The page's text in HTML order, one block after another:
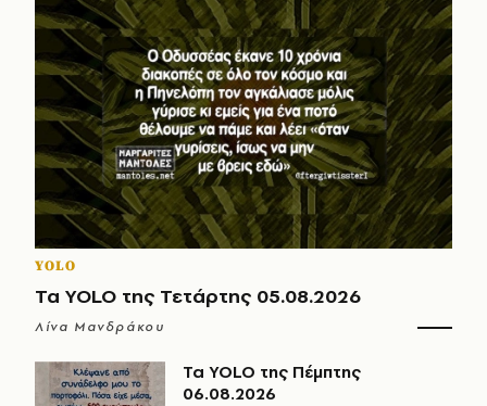
YOLO
Τα YOLO της Τετάρτης 05.08.2026
Λίνα Μανδράκου
Τα YOLO της Πέμπτης
06.08.2026